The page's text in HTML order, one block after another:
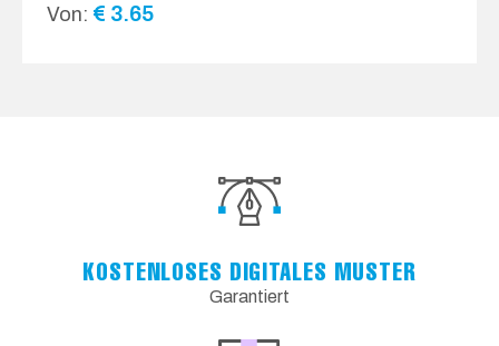
Von: € 3.65
KOSTENLOSES DIGITALES MUSTER
Garantiert